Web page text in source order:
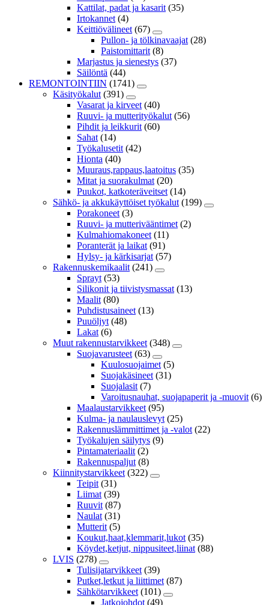
Kattilat, padat ja kasarit (35)
Irtokannet (4)
Keittiövälineet (67)
Pullon- ja tölkinavaajat (28)
Paistomittarit (8)
Marjastus ja sienestys (37)
Säilöntä (44)
REMONTOINTIIN (1741)
Käsityökalut (391)
Vasarat ja kirveet (40)
Ruuvi- ja mutterityökalut (56)
Pihdit ja leikkurit (60)
Sahat (14)
Työkalusetit (42)
Hionta (40)
Muuraus,rappaus,laatoitus (35)
Mitat ja suorakulmat (20)
Puukot, katkoteräveitset (14)
Sähkö- ja akkukäyttöiset työkalut (199)
Porakoneet (3)
Ruuvi- ja mutterivääntimet (2)
Kulmahiomakoneet (11)
Poranterät ja laikat (91)
Hylsy- ja kärkisarjat (57)
Rakennuskemikaalit (241)
Sprayt (53)
Silikonit ja tiivistysmassat (13)
Maalit (80)
Puhdistusaineet (13)
Puuöljyt (48)
Lakat (6)
Muut rakennustarvikkeet (348)
Suojavarusteet (63)
Kuulosuojaimet (5)
Suojakäsineet (31)
Suojalasit (7)
Varoitusnauhat, suojapaperit ja -muovit (6)
Maalaustarvikkeet (95)
Kulma- ja naulauslevyt (25)
Rakennuslämmittimet ja -valot (22)
Työkalujen säilytys (9)
Pintamateriaalit (2)
Rakennuspaljut (8)
Kiinnitystarvikkeet (322)
Teipit (31)
Liimat (39)
Ruuvit (87)
Naulat (31)
Mutterit (5)
Koukut,haat,klemmarit,lukot (35)
Köydet,ketjut, nippusiteet,liinat (88)
LVIS (278)
Tulisijatarvikkeet (39)
Putket,letkut ja liittimet (87)
Sähkötarvikkeet (101)
Jatkojohdot (49)